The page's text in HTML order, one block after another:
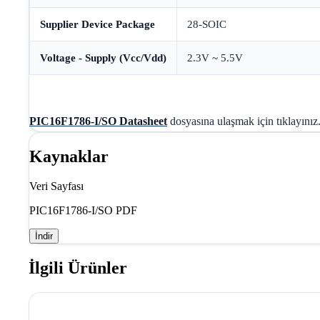
Supplier Device Package 28-SOIC
Voltage - Supply (Vcc/Vdd) 2.3V ~ 5.5V
PIC16F1786-I/SO Datasheet dosyasına ulaşmak için tıklayınız.
Kaynaklar
Veri Sayfası
PIC16F1786-I/SO PDF
İndir
İlgili Ürünler